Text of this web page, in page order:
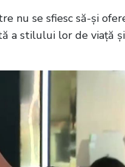
nu se sfiesc să-și
a stilului lor de viață